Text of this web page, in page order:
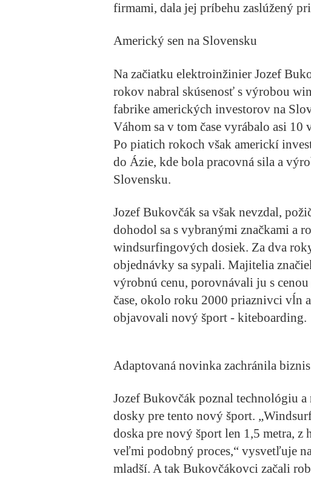
firmami, dala jej príbehu zaslúžený
Americký sen na Slovensku
Na začiatku elektroinžinier Jozef
rokov nabral skúsenosť s výrobou
fabrike amerických investorov na
Váhom sa v tom čase vyrábalo asi
Po piatich rokoch však americkí
do Ázie, kde bola pracovná sila a
Slovensku.
Jozef Bukovčák sa však nevzdal,
dohodol sa s vybranými značkami a
windsurfingových dosiek. Za dva
objednávky sa sypali. Majitelia
výrobnú cenu, porovnávali ju s
čase, okolo roku 2000 priaznivci vĺn
objavovali nový šport - kiteboarding.
Adaptovaná novinka zachránila biznis
Jozef Bukovčák poznal technológiu
dosky pre tento nový šport.
doska pre nový šport len 1,5 metra,
veľmi podobný proces,“ vysvetľuje
mladší. A tak Bukovčákovci začali